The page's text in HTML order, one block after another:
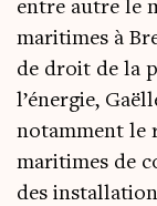
entre autre le
maritimes à
de droit de la
l’énergie,
notamment le
maritimes de
des